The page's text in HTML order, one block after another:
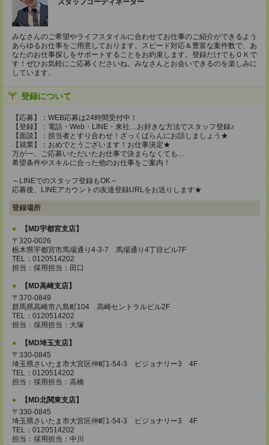
スタッフコーディネーター
みなさんのご希望やライフスタイルに合わせてお仕事のご紹介ができるよう
あらゆるお仕事をご用意しております。スピード対応＆豊富な案件数で、あ
なたのお仕事探しをサポートすることをお約束します。登録だけでもＯＫで
す！ぜひお気軽にご応募くださいね。みなさんとお会いできるのを楽しみに
しています。
登録について
【応募】：WEB応募は24時間受付中！
【登録】：電話・Web・LINE・来社…お好きな方法でスタッフ登録♪
【面談】：担当者とすり合わせ！ざっくばらんにお話しましょう★
【就業】：おめでとうございます！お仕事決定★
万が一、ご応募いただいたお仕事で決まらなくても…
希望条件やスキルに合った他のお仕事をご案内！
～LINEでのスタッフ登録もOK～
応募後、LINEアカウントの友達登録URLをお送りします★
登録場所
【MD宇都宮支店】
〒320-0026
栃木県宇都宮市馬場通り4-3-7 馬場通り4丁目ビル7F
TEL：0120514202
担当：採用担当：田口
【MD高崎支店】
〒370-0849
群馬県高崎市八島町104 高崎セントラルビル2F
TEL：0120514202
担当：採用担当：大塚
【MD埼玉支店】
〒330-0845
埼玉県さいたま市大宮区仲町1-54-3 ビジョナリー3 4F
TEL：0120514202
担当：採用担当：高橋
【MD北関東支店】
〒330-0845
埼玉県さいたま市大宮区仲町1-54-3 ビジョナリー3 4F
TEL：0120514202
担当：採用担当：中川